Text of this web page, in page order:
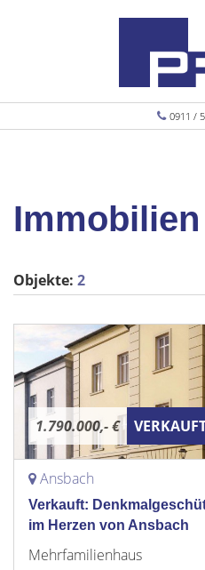
0911 /
Objekte: 2
1.790.000,- €
Ansbach
Verkauft:
im Herzen von Ansbach
Mehrfamilienhaus